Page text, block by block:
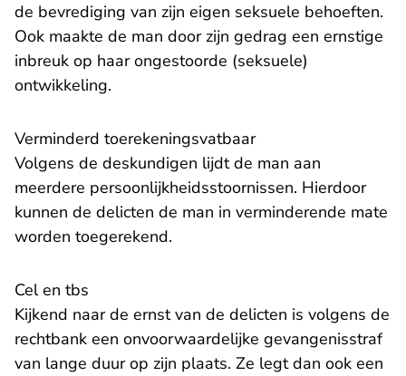
de bevrediging van zijn eigen seksuele behoeften.
Ook maakte de man door zijn gedrag een ernstige
inbreuk op haar ongestoorde (seksuele)
ontwikkeling.
Verminderd toerekeningsvatbaar
Volgens de deskundigen lijdt de man aan
meerdere persoonlijkheidsstoornissen. Hierdoor
kunnen de delicten de man in verminderende mate
worden toegerekend.
Cel en tbs
Kijkend naar de ernst van de delicten is volgens de
rechtbank een onvoorwaardelijke gevangenisstraf
van lange duur op zijn plaats. Ze legt dan ook een